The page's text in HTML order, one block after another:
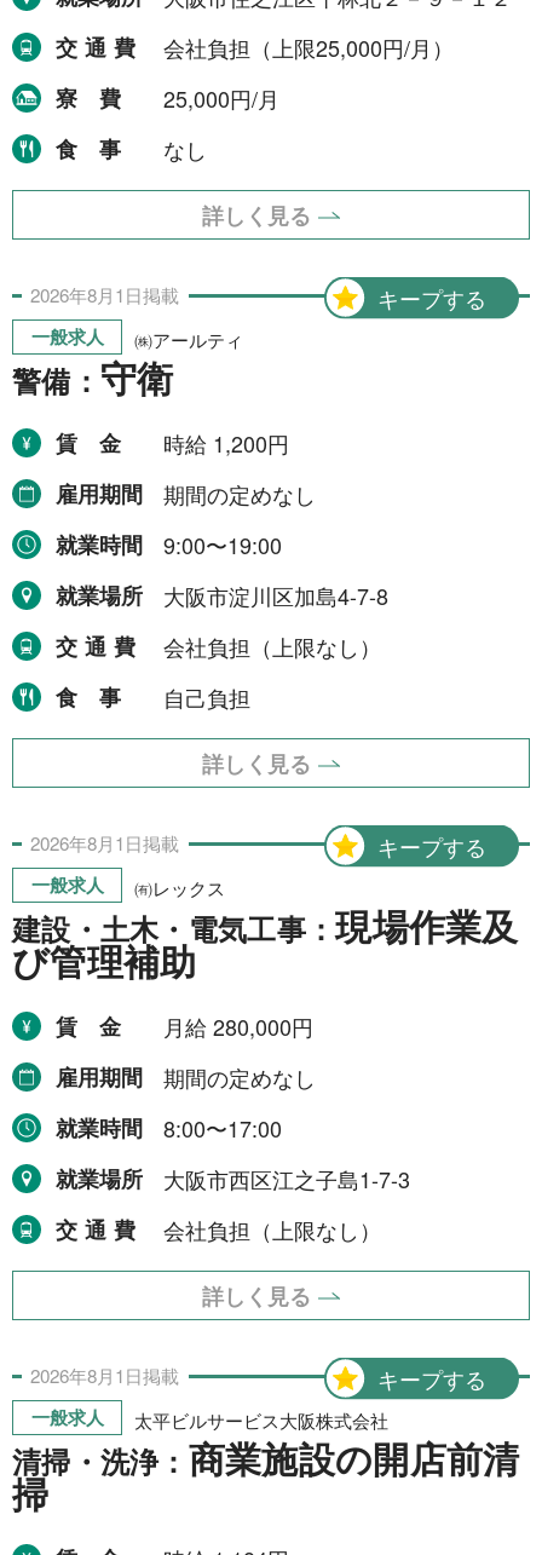
交通費
会社負担（上限25,000円/月）
寮費
25,000円/月
食事
なし
詳しく見る
キープする
2026年8月1日掲載
一般求人 ㈱アールティ
警備： 守衛
賃金
時給 1,200円
雇用期間
期間の定めなし
就業時間
9:00〜19:00
就業場所
大阪市淀川区加島4-7-8
交通費
会社負担（上限なし）
食事
自己負担
詳しく見る
キープする
2026年8月1日掲載
一般求人 ㈲レックス
建設・土木・電気工事：現場作業及
び管理補助
賃金
月給 280,000円
雇用期間
期間の定めなし
就業時間
8:00〜17:00
就業場所
大阪市西区江之子島1-7-3
交通費
会社負担（上限なし）
詳しく見る
キープする
2026年8月1日掲載
一般求人 太平ビルサービス大阪株式会社
清掃・洗浄： 商業施設の開店前清
掃